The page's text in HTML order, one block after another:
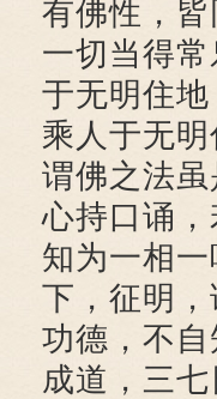
有佛性，
一切当得
于无明住
乘人于无
谓佛之法
心持口诵
知为一相
下，征明
功德，不
成道，三